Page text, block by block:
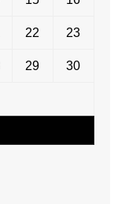
22 23
29 30